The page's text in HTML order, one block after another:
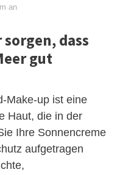
an
dass
gut
Make-up ist eine
Haut, die in der
Ihre Sonnencreme
aufgetragen